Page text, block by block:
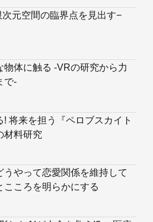
元空間の臨界点を見出す−
物体に触る -VRの研究から力
で-
! 将来を担う『ペロブスカイト
材料研究
うやって恋愛関係を維持して
こころを明らかにする